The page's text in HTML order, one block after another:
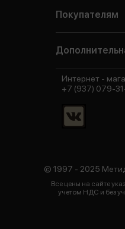
Покупателям
© 1997 - 2025
Все цены на сайте
учетом НДС и без
Интернет -
+7 (937) 079-